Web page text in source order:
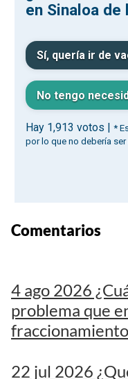
Comentarios
4 ago 2026
problema que
22 jul 2026